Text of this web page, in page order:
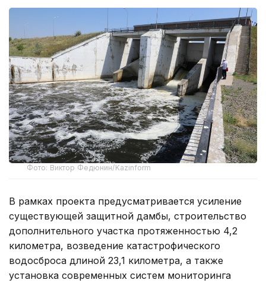
Фото: Виктор Федюнин/Kazinform
В рамках проекта предусматривается усиление
существующей защитной дамбы, строительство
дополнительного участка протяженностью 4,2
километра, возведение катастрофического
водосброса длиной 23,1 километра, а также
установка современных систем мониторинга